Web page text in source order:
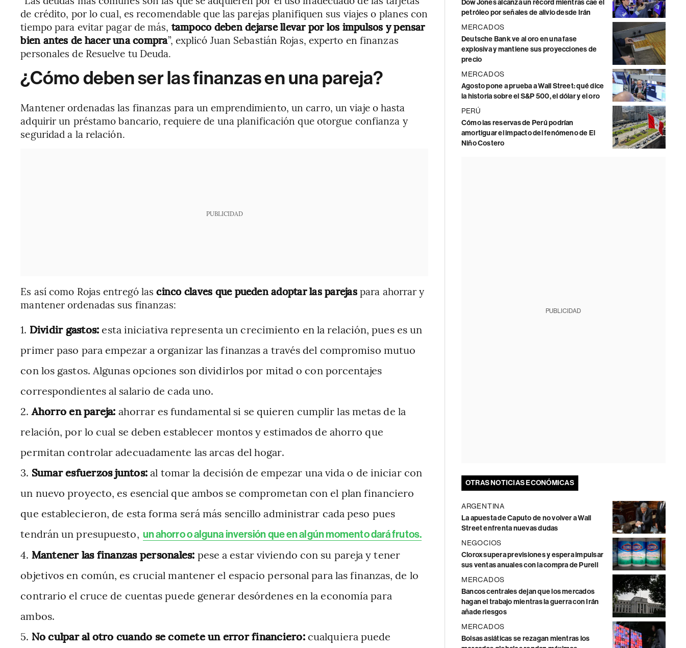
de crédito, por lo cual, es recomendable que las parejas planifiquen sus viajes o planes con
tiempo para evitar pagar de más, tampoco deben dejarse llevar por los impulsos y pensar
bien antes de hacer una compra”, explicó Juan Sebastián Rojas, experto en finanzas
personales de Resuelve tu Deuda.
¿Cómo deben ser las finanzas en una pareja?
Mantener ordenadas las finanzas para un emprendimiento, un carro, un viaje o hasta
adquirir un préstamo bancario, requiere de una planificación que otorgue confianza y
seguridad a la relación.
PUBLICIDAD
Es así como Rojas entregó las cinco claves que pueden adoptar las parejaspara ahorrar y
mantener ordenadas sus finanzas:
Dividir gastos:esta iniciativa representa un crecimiento en la relación, pues es un
primer paso para empezar a organizar las finanzas a través del compromiso mutuo
con los gastos. Algunas opciones son dividirlos por mitad o con porcentajes
correspondientes al salario de cada uno.
Ahorro en pareja: ahorrar es fundamental si se quieren cumplir las metas de la
relación, por lo cual se deben establecer montos y estimados de ahorro que
permitan controlar adecuadamente las arcas del hogar.
Sumar esfuerzos juntos:al tomar la decisión de empezar una vida o de iniciar con
un nuevo proyecto, es esencial que ambos se comprometan con el plan financiero
que establecieron, de esta forma será más sencillo administrar cada peso pues
tendrán un presupuesto, un ahorro o alguna inversión que en algún momento dará frutos.
Mantener las finanzas personales: pese a estar viviendo con su pareja y tener
objetivos en común, es crucial mantener el espacio personal para las finanzas, de lo
contrario el cruce de cuentas puede generar desórdenes en la economía para
ambos.
No culpar al otro cuando se comete un error financiero:cualquiera puede
Dow Jones alcanza un récord mientras cae el
petróleo por señales de alivio desde Irán
MERCADOS
Deutsche Bank ve al oro en una fase
explosiva y mantiene sus proyecciones de
precio
MERCADOS
Agosto pone a prueba a Wall Street: qué dice
la historia sobre el S&P 500, el dólar y el oro
PERÚ
Cómo las reservas de Perú podrían
amortiguar el impacto del fenómeno de El
Niño Costero
PUBLICIDAD
OTRAS NOTICIAS ECONÓMICAS
ARGENTINA
La apuesta de Caputo de no volver a Wall
Street enfrenta nuevas dudas
NEGOCIOS
Clorox supera previsiones y espera impulsar
sus ventas anuales con la compra de Purell
MERCADOS
Bancos centrales dejan que los mercados
hagan el trabajo mientras la guerra con Irán
añade riesgos
MERCADOS
Bolsas asiáticas se rezagan mientras los